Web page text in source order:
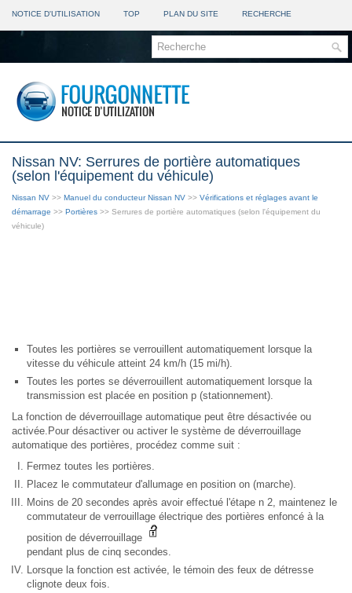
NOTICE D'UTILISATION TOP PLAN DU SITE RECHERCHE
Nissan NV: Serrures de portière automatiques
(selon l'équipement du véhicule)
Nissan NV >> Manuel du conducteur Nissan NV >> Vérifications et réglages avant le
démarrage >> Portières >> Serrures de portière automatiques (selon l'équipement du
véhicule)
Toutes les portières se verrouillent automatiquement lorsque la
vitesse du véhicule atteint 24 km/h (15 mi/h).
Toutes les portes se déverrouillent automatiquement lorsque la
transmission est placée en position p (stationnement).
La fonction de déverrouillage automatique peut être désactivée ou
activée.Pour désactiver ou activer le système de déverrouillage
automatique des portières, procédez comme suit :
Fermez toutes les portières.
Placez le commutateur d'allumage en position on (marche).
Moins de 20 secondes après avoir effectué l'étape n 2, maintenez le
commutateur de verrouillage électrique des portières enfoncé à la
position de déverrouillage
pendant plus de cinq secondes.
Lorsque la fonction est activée, le témoin des feux de détresse
clignote deux fois.